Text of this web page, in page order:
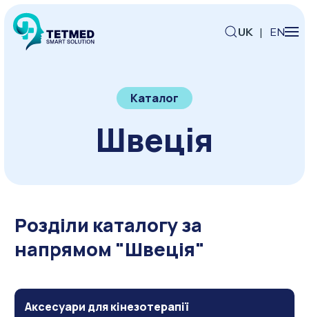
UK | EN
Каталог
Швеція
Розділи каталогу за
напрямом "Швеція"
Аксесуари для кінезотерапії